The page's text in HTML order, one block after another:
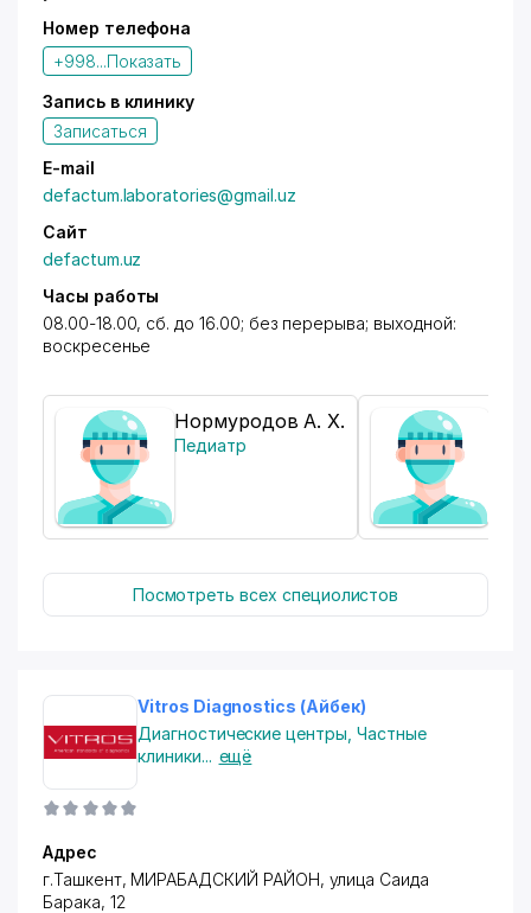
Номер телефона
+998...Показать
Запись в клинику
Записаться
E-mail
defactum.laboratories@gmail.uz
Сайт
defactum.uz
Часы работы
08.00-18.00, сб. до 16.00; без перерыва; выходной:
воскресенье
Нормуродов А. Х.
Педиатр
Посмотреть всех специолистов
Vitros Diagnostics (Айбек)
Диагностические центры Частные
клиники... ещё
Адрес
г.Ташкент, МИРАБАДСКИЙ РАЙОН, улица Саида
Барака, 12